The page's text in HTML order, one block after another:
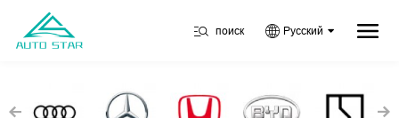
поиск Русский